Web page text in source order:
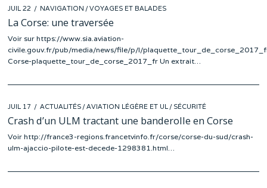
POSTED
ON
JUIL 22 NAVIGATION /VOYAGES ET BALADES
La Corse: une traversée
Voir sur https://www.sia.aviation-
civile.gouv.fr/pub/media/news/file/p/l/
Corse-plaquette_tour_de_corse_2017_fr Un extrait…
POSTED
ON
JUIL 17 ACTUALITÉS /AVIATION LÉGÈRE ET UL / SÉCURITÉ
Crash d’un ULM tractant une banderolle en Corse
Voir http://france3-regions.francetvinfo.fr/corse/corse-du-sud/crash-
ulm-ajaccio-pilote-est-decede-1298381.html…